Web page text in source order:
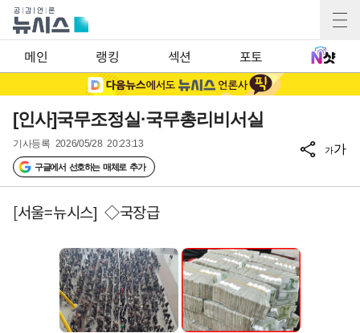
메인 랭킹 섹션 포토
[인사]국무조정실·국무총리비서실
기사등록 2026/05/28 20:23:13
구글에서 선호하는 매체로 추가
가가
[서울=뉴시스] ◇국장급